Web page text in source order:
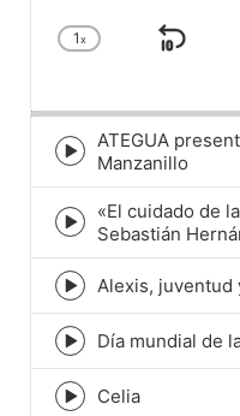
Change
1x
Skip
Episode
play
icon
ATEGUA
Manzanillo
Episode
play
icon
«El cuidado de
Sebastián
Episode
play
icon
Alexis, juventud
Episode
play
icon
Día mundial de
Episode
Celia